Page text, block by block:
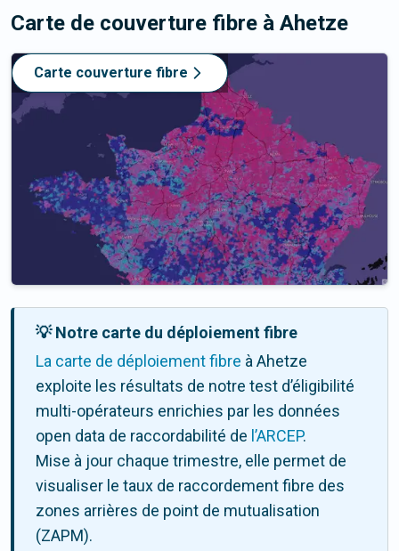
Carte de couverture fibre à Ahetze
Carte couverture fibre
💡 Notre carte du déploiement fibre
La carte de déploiement fibre à Ahetze
exploite les résultats de notre test d’éligibilité
multi-opérateurs enrichies par les données
open data de raccordabilité de l’ARCEP.
Mise à jour chaque trimestre, elle permet de
visualiser le taux de raccordement fibre des
zones arrières de point de mutualisation
(ZAPM).